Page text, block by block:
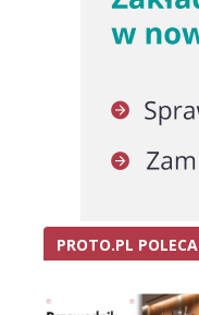
PROTO.PL POLECA